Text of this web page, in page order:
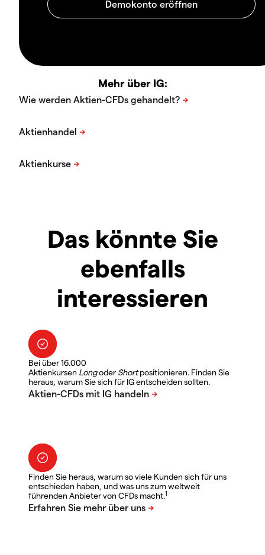
Mehr über IG:
Das könnte Sie
ebenfalls
interessieren
Bei über 16.000
Aktienkursen LongoderShortpositionieren. Finden Sie
heraus, warum Sie sich für IG entscheiden sollten.
Finden Sie heraus, warum so viele Kunden sich für uns
entschieden haben, und was uns zum weltweit
führenden Anbieter von CFDs macht.1